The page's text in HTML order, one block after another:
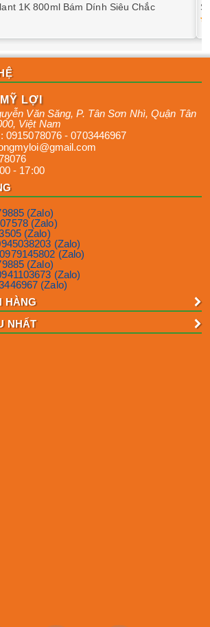
1K 800ml Bám Dính Siêu Chắc
LỢI
Văn Săng, P. Tân Sơn Nhì,Quận Tân
, Việt Nam
0915078076 -0703446967
- 17:00
(Zalo)
(Zalo)
(Zalo)
(Zalo)
(Zalo)
(Zalo)
(Zalo)
(Zalo)
HÀNG
NHẤT